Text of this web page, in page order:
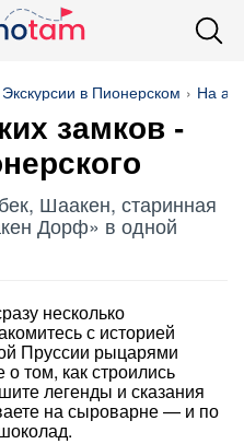
Экскурсии в Пионерском На
замков -
Шаакен, старинная
Дорф» в одной
несколько
с историей
Пруссии рыцарями
о том, как строились
легенды и сказания
на сыроварне — и по